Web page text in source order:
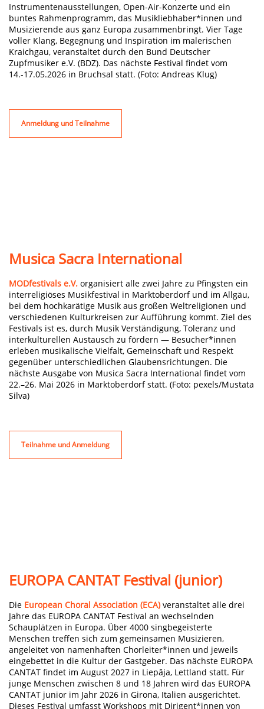
Instrumentenausstellungen, Open-Air-Konzerte und ein
buntes Rahmenprogramm, das Musikliebhaber*innen und
Musizierende aus ganz Europa zusammenbringt. Vier Tage
voller Klang, Begegnung und Inspiration im malerischen
Kraichgau, veranstaltet durch den Bund Deutscher
Zupfmusiker e.V. (BDZ). Das nächste Festival findet vom
14.-17.05.2026 in Bruchsal statt. (Foto: Andreas Klug)
Anmeldung und Teilnahme
Musica Sacra International
MODfestivals e.V. organisiert alle zwei Jahre zu Pfingsten ein
interreligiöses Musikfestival in Marktoberdorf und im Allgäu,
bei dem hochkarätige Musik aus großen Weltreligionen und
verschiedenen Kulturkreisen zur Aufführung kommt. Ziel des
Festivals ist es, durch Musik Verständigung, Toleranz und
interkulturellen Austausch zu fördern — Besucher*innen
erleben musikalische Vielfalt, Gemeinschaft und Respekt
gegenüber unterschiedlichen Glaubensrichtungen. Die
nächste Ausgabe von Musica Sacra International findet vom
22.–26. Mai 2026 in Marktoberdorf statt. (Foto: pexels/Mustata
Silva)
Teilnahme und Anmeldung
EUROPA CANTAT Festival (junior)
Die European Choral Association (ECA)veranstaltet alle drei
Jahre das EUROPA CANTAT Festival an wechselnden
Schauplätzen in Europa. Über 4000 singbegeisterte
Menschen treffen sich zum gemeinsamen Musizieren,
angeleitet von namenhaften Chorleiter*innen und jeweils
eingebettet in die Kultur der Gastgeber. Das nächste EUROPA
CANTAT findet im August 2027 in Liepāja, Lettland statt. Für
junge Menschen zwischen 8 und 18 Jahren wird das EUROPA
CANTAT junior im Jahr 2026 in Girona, Italien ausgerichtet.
Dieses Festival umfasst Workshops mit Dirigent*innen von